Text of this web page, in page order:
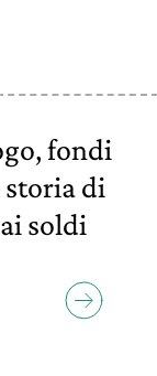
fondi
storia di
soldi